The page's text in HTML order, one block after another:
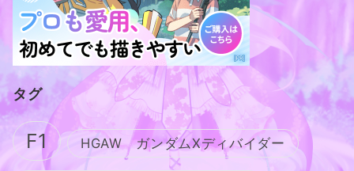
タグ
F1 HGAW ガンダムXディバイダー